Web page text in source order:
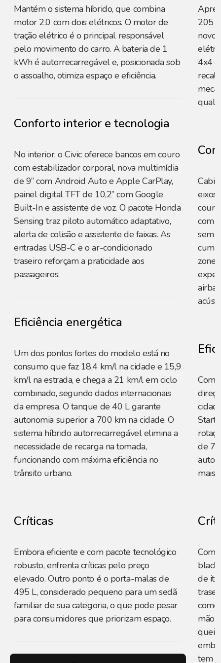
Mantém o sistema híbrido, que combina
motor 2.0 com dois elétricos. O motor de
tração elétrico é o principal responsável
pelo movimento do carro. A bateria de 1
kWh é autorrecarregável e, posicionada sob
o assoalho, otimiza espaço e eficiência.
Conforto interior e tecnologia
No interior, o Civic oferece bancos em couro
com estabilizador corporal, nova multimídia
de 9” com Android Auto e Apple CarPlay,
painel digital TFT de 10,2” com Google
Built-In e assistente de voz. O pacote Honda
Sensing traz piloto automático adaptativo,
alerta de colisão e assistente de faixas. As
entradas USB-C e o ar-condicionado
traseiro reforçam a praticidade aos
passageiros.
Eficiência energética
Um dos pontos fortes do modelo está no
consumo que faz 18,4 km/l na cidade e 15,9
km/l na estrada, e chega a 21 km/l em ciclo
combinado, segundo dados internacionais
da empresa. O tanque de 40 L garante
autonomia superior a 700 km na cidade. O
sistema híbrido autorrecarregável elimina a
necessidade de recarga na tomada,
funcionando com máxima eficiência no
trânsito urbano.
Críticas
Embora eficiente e com pacote tecnológico
robusto, enfrenta críticas pelo preço
elevado. Outro ponto é o porta-malas de
495 L, considerado pequeno para um sedã
familiar de sua categoria, o que pode pesar
para consumidores que priorizam espaço.
205
novo
4x4
eixos
couro
com
sem
zone
Com
de
mais
Com
black
de
mão
tem